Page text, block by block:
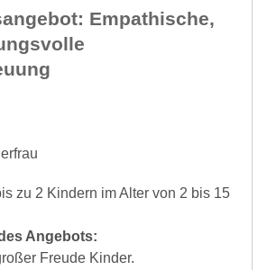
Empathische,
zu 2 Kindern im Alter von 2 bis 15
Angebots:
Freude Kinder.